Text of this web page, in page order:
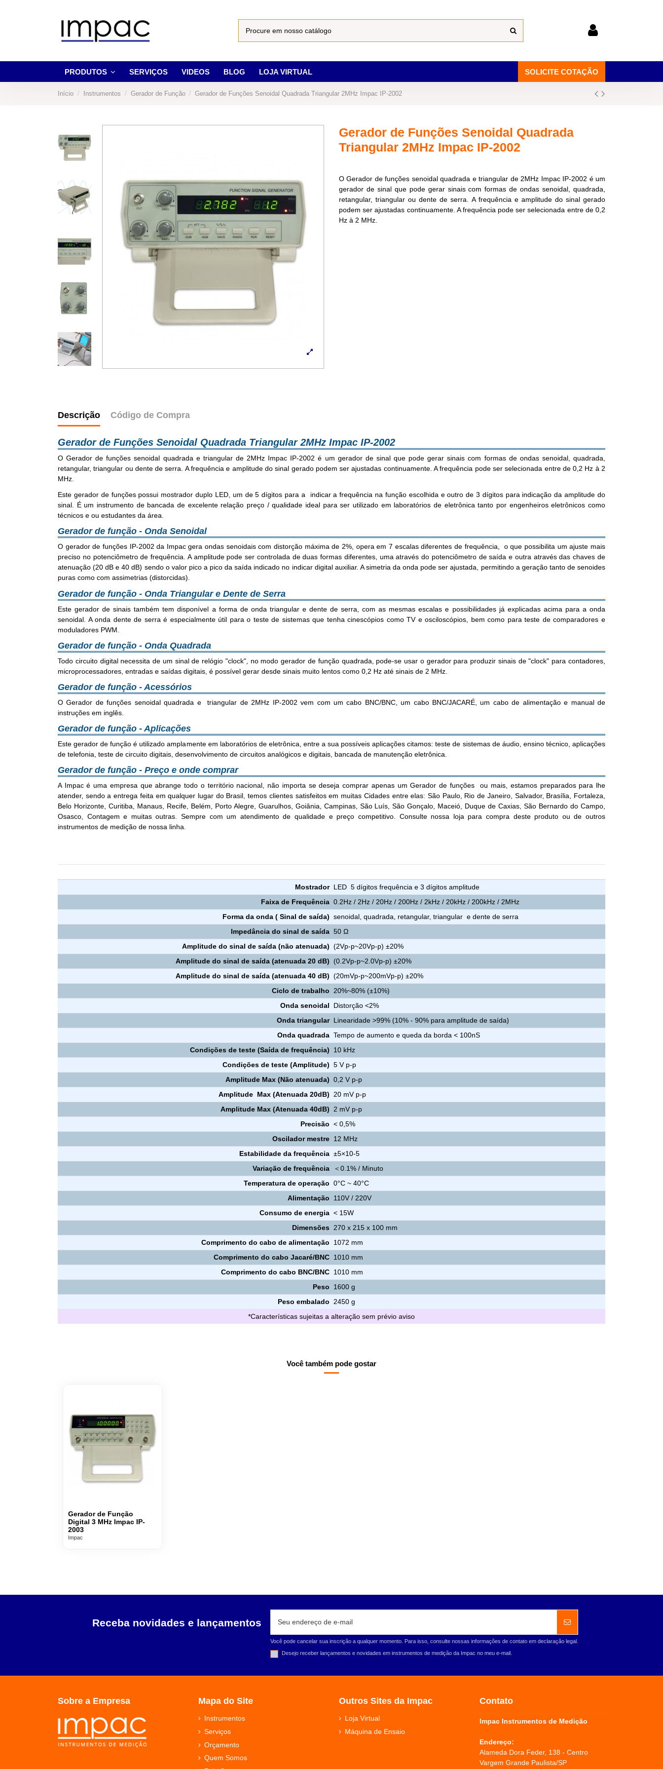
PRODUTOS SERVIÇOS VIDEOS BLOG LOJA VIRTUAL SOLICITE COTAÇÃO
Início Instrumentos Gerador de Função Gerador de Funções Senoidal Quadrada Triangular 2MHz Impac IP-2002
Gerador de Funções Senoidal Quadrada
Triangular 2MHz Impac IP-2002
O Gerador de funções senoidal quadrada e triangular de 2MHz Impac IP-2002 é um
gerador de sinal que pode gerar sinais com formas de ondas senoidal, quadrada,
retangular, triangular ou dente de serra. A frequência e amplitude do sinal gerado
podem ser ajustadas continuamente. A frequência pode ser selecionada entre de 0,2
Hz à 2 MHz.
Descrição Código de Compra
Gerador de Funções Senoidal Quadrada Triangular 2MHz Impac IP-2002
O Gerador de funções senoidal quadrada e triangular de 2MHz Impac IP-2002 é um gerador de sinal que pode gerar sinais com formas de ondas senoidal, quadrada,
retangular, triangular ou dente de serra. A frequência e amplitude do sinal gerado podem ser ajustadas continuamente. A frequência pode ser selecionada entre de 0,2 Hz à 2
MHz.
Este gerador de funções possui mostrador duplo LED, um de 5 dígitos para a indicar a frequência na função escolhida e outro de 3 dígitos para indicação da amplitude do
sinal. É um instrumento de bancada de excelente relação preço / qualidade ideal para ser utilizado em laboratórios de eletrônica tanto por engenheiros eletrônicos como
técnicos e ou estudantes da área.
Gerador de função - Onda Senoidal
O gerador de funções IP-2002 da Impac gera ondas senoidais com distorção máxima de 2%, opera em 7 escalas diferentes de frequência, o que possibilita um ajuste mais
preciso no potenciômetro de frequência. A amplitude pode ser controlada de duas formas diferentes, uma através do potenciômetro de saída e outra através das chaves de
atenuação (20 dB e 40 dB) sendo o valor pico a pico da saída indicado no indicar digital auxiliar. A simetria da onda pode ser ajustada, permitindo a geração tanto de senoides
puras como com assimetrias (distorcidas).
Gerador de função - Onda Triangular e Dente de Serra
Este gerador de sinais também tem disponível a forma de onda triangular e dente de serra, com as mesmas escalas e possibilidades já explicadas acima para a onda
senoidal. A onda dente de serra é especialmente útil para o teste de sistemas que tenha cinescópios como TV e osciloscópios, bem como para teste de comparadores e
moduladores PWM.
Gerador de função - Onda Quadrada
Todo circuito digital necessita de um sinal de relógio "clock", no modo gerador de função quadrada, pode-se usar o gerador para produzir sinais de "clock" para contadores,
microprocessadores, entradas e saídas digitais, é possível gerar desde sinais muito lentos como 0,2 Hz até sinais de 2 MHz.
Gerador de função - Acessórios
O Gerador de funções senoidal quadrada e triangular de 2MHz IP-2002 vem com um cabo BNC/BNC, um cabo BNC/JACARÉ, um cabo de alimentação e manual de
instruções em inglês.
Gerador de função - Aplicações
Este gerador de função é utilizado amplamente em laboratórios de eletrônica, entre a sua possíveis aplicações citamos: teste de sistemas de áudio, ensino técnico, aplicações
de telefonia, teste de circuito digitais, desenvolvimento de circuitos analógicos e digitais, bancada de manutenção eletrônica.
Gerador de função - Preço e onde comprar
A Impac é uma empresa que abrange todo o território nacional, não importa se deseja comprar apenas um Gerador de funções ou mais, estamos preparados para lhe
atender, sendo a entrega feita em qualquer lugar do Brasil, temos clientes satisfeitos em muitas Cidades entre elas: São Paulo, Rio de Janeiro, Salvador, Brasília, Fortaleza,
Belo Horizonte, Curitiba, Manaus, Recife, Belém, Porto Alegre, Guarulhos, Goiânia, Campinas, São Luís, São Gonçalo, Maceió, Duque de Caxias, São Bernardo do Campo,
Osasco, Contagem e muitas outras. Sempre com um atendimento de qualidade e preço competitivo. Consulte nossa loja para compra deste produto ou de outros
instrumentos de medição de nossa linha.
Mostrador LED 5 dígitos frequência e 3 dígitos amplitude
Faixa de Frequência 0.2Hz / 2Hz / 20Hz / 200Hz / 2kHz / 20kHz / 200kHz / 2MHz
Forma da onda ( Sinal de saída) senoidal, quadrada, retangular, triangular e dente de serra
Impedância do sinal de saída 50 Ω
Amplitude do sinal de saída (não atenuada) (2Vp-p~20Vp-p) ±20%
Amplitude do sinal de saída (atenuada 20 dB)
(0.2Vp-p~2.0Vp-p) ±20%
Amplitude do sinal de saída (atenuada 40 dB) (20mVp-p~200mVp-p) ±20%
Ciclo de trabalho
20%~80% (±10%)
Onda senoidal
Distorção <2%
Onda triangular Linearidade >99% (10% - 90% para amplitude de saída)
Onda quadrada Tempo de aumento e queda da borda < 100nS
Condições de teste (Saída de frequência)
10 kHz
Condições de teste (Amplitude) 5 V p-p
Amplitude Max (Não atenuada) 0,2 V p-p
Amplitude Max (Atenuada 20dB)
20 mV p-p
Amplitude Max (Atenuada 40dB)
2 mV p-p
Precisão < 0,5%
Oscilador mestre 12 MHz
Estabilidade da frequência ±5×10-5
Variação de frequência
＜0.1% / Minuto
Temperatura de operação 0°C ~ 40°C
Alimentação
110V / 220V
Consumo de energia < 15W
Dimensões 270 x 215 x 100 mm
Comprimento do cabo de alimentação
1072 mm
Comprimento do cabo Jacaré/BNC 1010 mm
Comprimento do cabo BNC/BNC 1010 mm
Peso
1600 g
Peso embalado
2450 g
*Características sujeitas a alteração sem prévio aviso
Você também pode gostar
Gerador de Função
Digital 3 MHz Impac IP-
2003
Impac
Receba novidades e lançamentos
Você pode cancelar sua inscrição a qualquer momento. Para isso, consulte nossas informações de contato em declaração legal.
Desejo receber lançamentos e novidades em instrumentos de medição da Impac no meu e-mail.
Sobre a Empresa Mapa do Site
Instrumentos
Serviços
Orçamento
Quem Somos
Outros Sites da Impac
Loja Virtual
Máquina de Ensaio
Contato
Impac Instrumentos de Medição
Endereço:
Alameda Dora Feder, 138 - Centro
Vargem Grande Paulista/SP